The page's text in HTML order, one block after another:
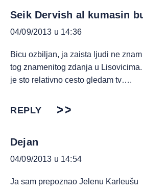
Seik Dervish al kumasin
04/09/2013 u 14:36
Bicu ozbiljan, ja zaista ljudi ne
tog znamenitog zdanja u
je sto relativno cesto gledam tv….
REPLY
Dejan
04/09/2013 u 14:54
Ja sam prepoznao Jelenu Karleušu